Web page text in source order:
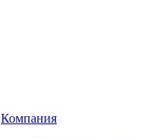
Компания